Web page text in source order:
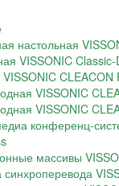
настольная
VISSONIC Classic-
CLEACON
VISSONIC
VISSONIC
конференц-
массивы